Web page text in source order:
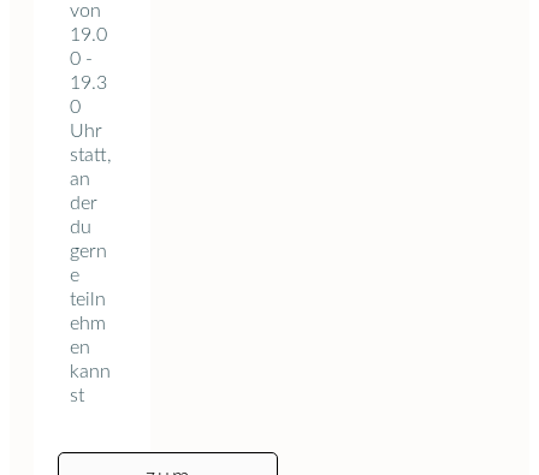
von
19.0
0 -
19.3
0
Uhr
statt,
an
der
du
gern
e
teiln
ehm
en
kann
st